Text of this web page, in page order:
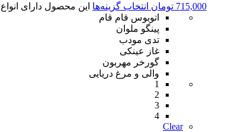
715,000 تومان انتخاب گزینه‌ها این محصول دارای
اتوبوس قام قام
پینگو ملوان
تدی مودب
غاز عینکی
گورخر مهربون
والی و مرغ دریایی
1
2
3
4
Clear